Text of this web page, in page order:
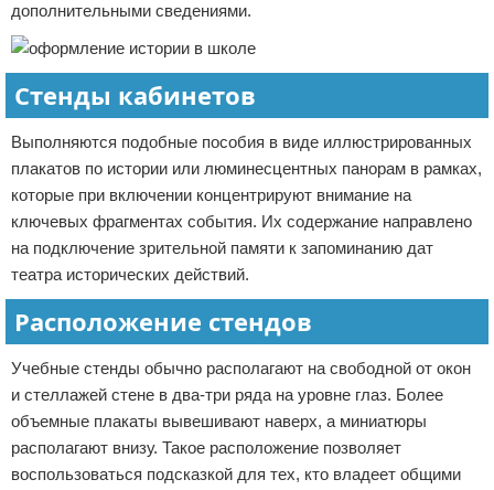
дополнительными сведениями.
Стенды кабинетов
Выполняются подобные пособия в виде иллюстрированных
плакатов по истории или люминесцентных панорам в рамках,
которые при включении концентрируют внимание на
ключевых фрагментах события. Их содержание направлено
на подключение зрительной памяти к запоминанию дат
театра исторических действий.
Расположение стендов
Учебные стенды обычно располагают на свободной от окон
и стеллажей стене в два-три ряда на уровне глаз. Более
объемные плакаты вывешивают наверх, а миниатюры
располагают внизу. Такое расположение позволяет
воспользоваться подсказкой для тех, кто владеет общими